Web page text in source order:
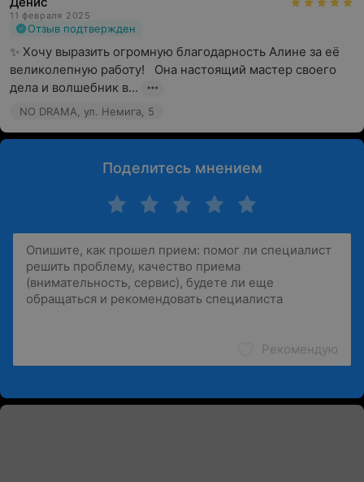
11 февраля 2025
Отзыв подтвержден
✨ Хочу выразить огромную благодарность Алине за её
великолепную работу!   Она настоящий мастер своего
дела и волшебник в...
NO DRAMA, ул. Немига, 5
Поделитесь мнением
Рекомендую